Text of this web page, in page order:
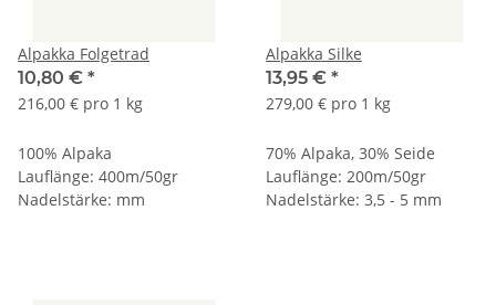
Alpakka Folgetrad
10,80 € *
216,00 € pro 1 kg
100% Alpaka
Lauflänge: 400m/50gr
Nadelstärke: mm
Alpakka Silke
13,95 € *
279,00 € pro 1 kg
70% Alpaka, 30% Seide
Lauflänge: 200m/50gr
Nadelstärke: 3,5 - 5 mm